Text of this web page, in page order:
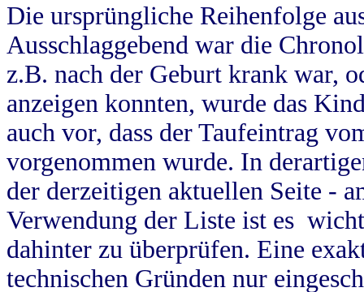
Die ursprüngliche Reihenfolge
Ausschlaggebend war die
z.B. nach der Geburt krank war,
anzeigen konnten, wurde das
auch vor, dass der Taufeintrag
vorgenommen wurde. In
der derzeitigen aktuellen Seite -
Verwendung der Liste ist es
dahinter zu überprüfen. Eine
technischen Gründen nur